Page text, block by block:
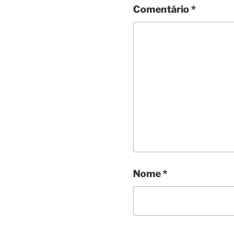
Comentário*
Nome*